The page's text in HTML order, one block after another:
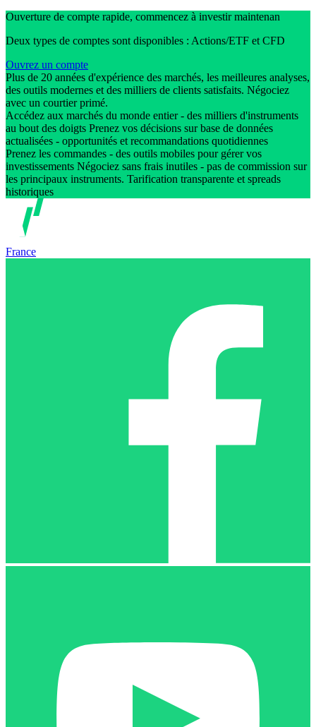
Ouverture de compte rapide, commencez à investir maintenan
Deux types de comptes sont disponibles : Actions/ETF et CFD
Ouvrez un compte
Plus de 20 années d'expérience des marchés, les meilleures analyses,
des outils modernes et des milliers de clients satisfaits. Négociez
avec un courtier primé.
Accédez aux marchés du monde entier - des milliers d'instruments
au bout des doigts Prenez vos décisions sur base de données
actualisées - opportunités et recommandations quotidiennes
Prenez les commandes - des outils mobiles pour gérer vos
investissements Négociez sans frais inutiles - pas de commission sur
les principaux instruments. Tarification transparente et spreads
historiques
France